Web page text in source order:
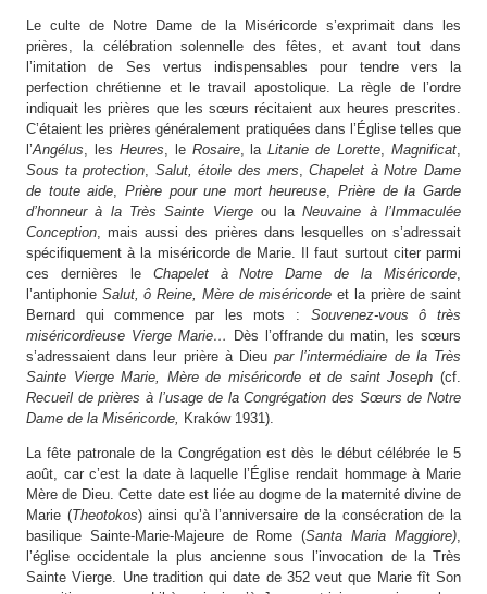
Le culte de Notre Dame de la Miséricorde s’exprimait dans les
prières, la célébration solennelle des fêtes, et avant tout dans
l’imitation de Ses vertus indispensables pour tendre vers la
perfection chrétienne et le travail apostolique. La règle de l’ordre
indiquait les prières que les sœurs récitaient aux heures prescrites.
C’étaient les prières généralement pratiquées dans l’Église telles que
l’Angélus , les Heures , le Rosaire, laLitanie de Lorette ,Magnificat
Sous ta protection
Salut, étoile des mers ,Chapelet à Notre Dame
de toute aide
Prière pour une mort heureuse ,Prière de la Garde
d’honneur à la Très Sainte Viergeou laNeuvaine à l’Immaculée
Conception , mais aussi des prières dans lesquelles on s’adressait
spécifiquement à la miséricorde de Marie. Il faut surtout citer parmi
ces dernières le Chapelet à Notre Dame de la Miséricorde
l’antiphonie Salut, ô Reine, Mère de miséricorde et la prière de saint
Bernard qui commence par les mots : Souvenez-vous ô très
miséricordieuse Vierge Marie…
Dès l’offrande du matin, les sœurs
s’adressaient dans leur prière à Dieupar l’intermédiaire de la Très
Sainte Vierge Marie, Mère de miséricorde et de saint Joseph (cf.
Recueil de prières à l’usage de la Congrégation des Sœurs de Notre
Dame de la Miséricorde,
Kraków 1931).
La fête patronale de la Congrégation est dès le début célébrée le 5
août, car c’est la date à laquelle l’Église rendait hommage à Marie
Mère de Dieu. Cette date est liée au dogme de la maternité divine de
Marie (Theotokos) ainsi qu’à l’anniversaire de la consécration de la
basilique Sainte-Marie-Majeure de Rome (Santa Maria Maggiore)
l’église occidentale la plus ancienne sous l’invocation de la Très
Sainte Vierge. Une tradition qui date de 352 veut que Marie fît Son